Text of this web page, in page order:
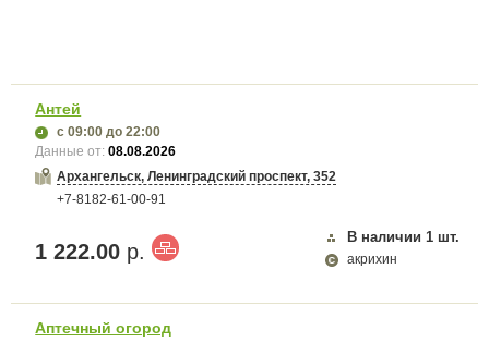
Антей
с 09:00 до 22:00
Данные от:08.08.2026
Архангельск, Ленинградский проспект, 352
+7-8182-61-00-91
1 222.00 р.
В наличии 1 шт.
акрихин
Аптечный огород